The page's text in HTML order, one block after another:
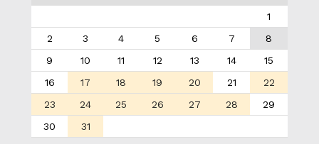
1
2
3 4 5 6 7
8
9
10 11 12 13 14
15
16
17 18 19 20 21
22
23
24 25 26 27 28
29
30
31